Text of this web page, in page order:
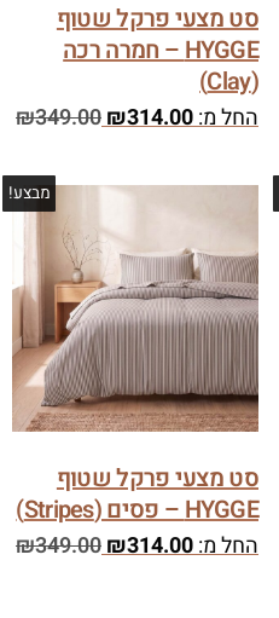
סט מצעי פרקל שטוף
HYGGE – חמרה רכה
(Clay)
החל מ: ₪314.00
₪349.00
מבצע!
סט מצעי פרקל שטוף
HYGGE – פסים (Stripes)
החל מ: ₪314.00
₪349.00